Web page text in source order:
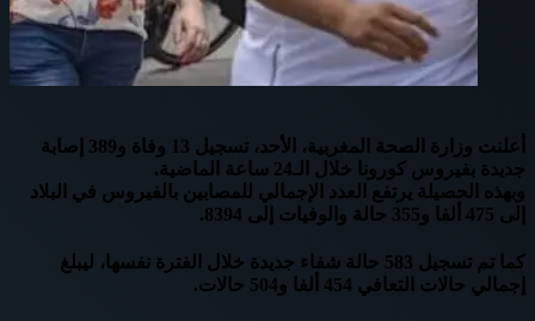
أعلنت وزارة الصحة المغربية، الأحد، تسجيل 13 وفاة و389 إصابة
جديدة بفيروس كورونا خلال الـ24 ساعة الماضية.
وبهذه الحصيلة يرتفع العدد الإجمالي للمصابين بالفيروس في البلاد
إلى 475 ألفا و355 حالة والوفيات إلى 8394.
كما تم تسجيل 583 حالة شفاء جديدة خلال الفترة نفسها، ليبلغ
إجمالي حالات التعافي 454 ألفا و504 حالات.